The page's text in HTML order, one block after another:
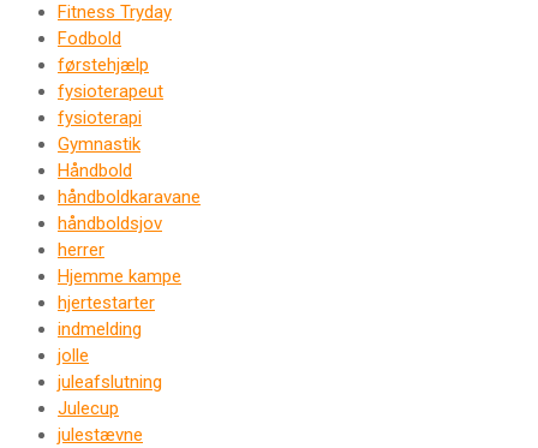
Fitness Tryday
Fodbold
førstehjælp
fysioterapeut
fysioterapi
Gymnastik
Håndbold
håndboldkaravane
håndboldsjov
herrer
Hjemme kampe
hjertestarter
indmelding
jolle
juleafslutning
Julecup
julestævne